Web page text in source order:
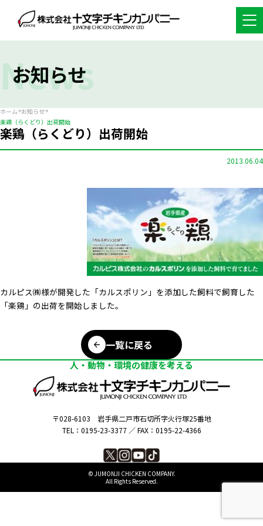
お知らせ
News
ホーム お知らせ
楽鶏（らくどり）出荷開始
楽鶏（らくどり）出荷開始
2013.06.04
カルピス㈱様が開発した「カルスポリン」を添加した飼料で飼育した
「楽鶏」の出荷を開始しました。
一覧に戻る
人・動物・環境の健康を考える
〒028-6103 岩手県二戸市石切所字火行塚25番地
TEL：0195-23-3377 ／FAX：0195-22-4366
©︎ JUMONJI CHICKEN COMPANY.
All Rights Reserved.